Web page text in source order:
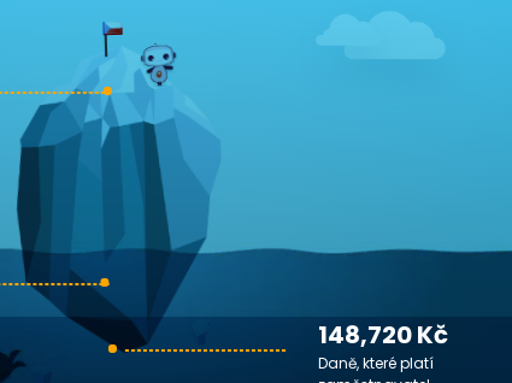
148,720 Kč
Daně, které platí